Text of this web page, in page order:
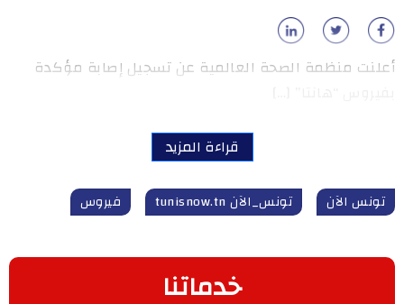
أعلنت منظمة الصحة العالمية عن تسجيل إصابة مؤكدة
قراءة المزيد
تونس الآن تونس_الآن tunisnow.tn فيروس
خدماتنا